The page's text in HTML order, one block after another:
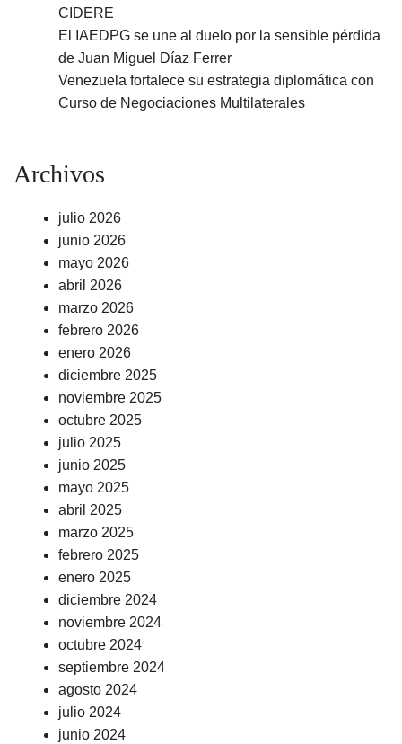
CIDERE
El IAEDPG se une al duelo por la sensible pérdida
de Juan Miguel Díaz Ferrer
Venezuela fortalece su estrategia diplomática con
Curso de Negociaciones Multilaterales
Archivos
julio 2026
junio 2026
mayo 2026
abril 2026
marzo 2026
febrero 2026
enero 2026
diciembre 2025
noviembre 2025
octubre 2025
julio 2025
junio 2025
mayo 2025
abril 2025
marzo 2025
febrero 2025
enero 2025
diciembre 2024
noviembre 2024
octubre 2024
septiembre 2024
agosto 2024
julio 2024
junio 2024